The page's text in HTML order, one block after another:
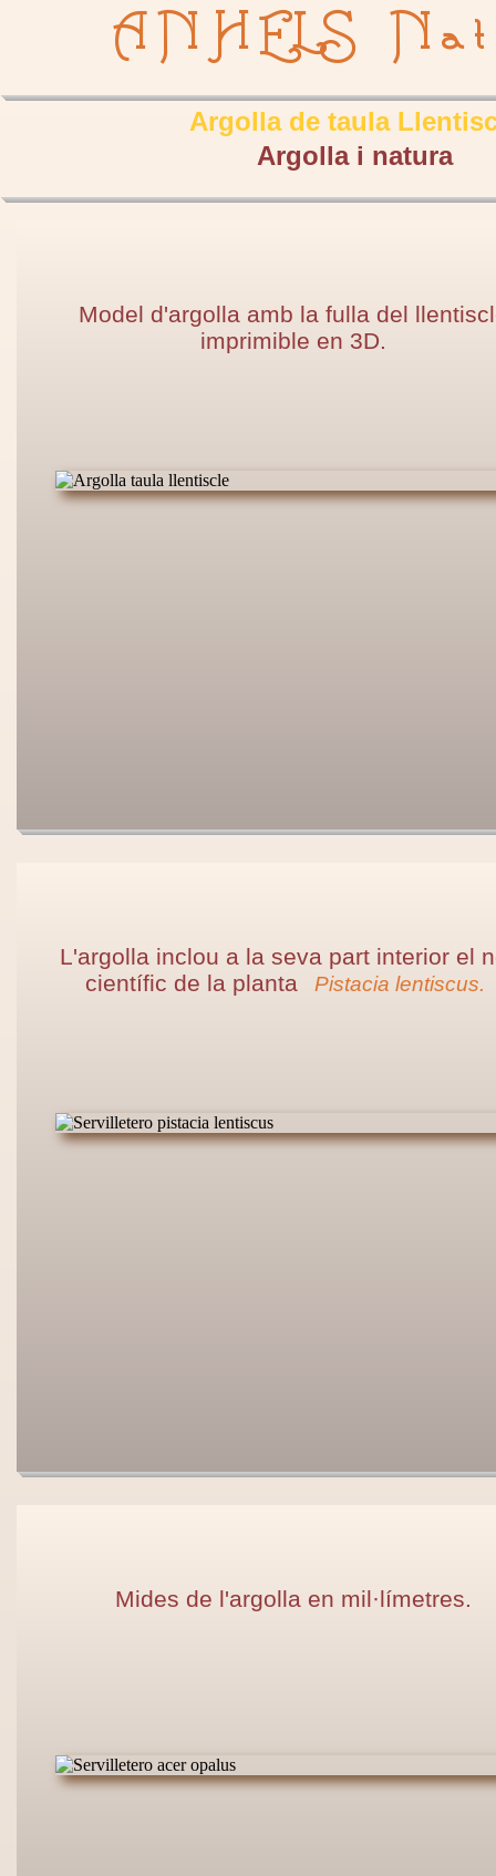
ANHELS
Argolla de taula
Argolla i natura
Model d'argolla amb la fulla del
imprimible en 3D.
L'argolla inclou a la seva part interior el
científic de la planta
Pistacia lentiscus.
Mides de l'argolla en mil·límetres.